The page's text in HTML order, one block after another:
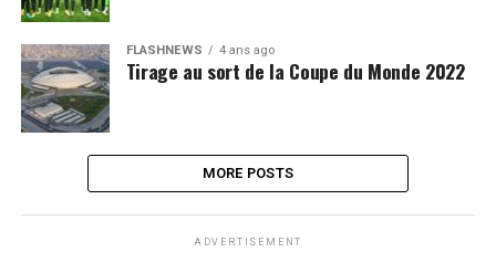
FLASHNEWS 4 ans ago
Tirage au sort de la Coupe du Monde 2022
MORE POSTS
ADVERTISEMENT